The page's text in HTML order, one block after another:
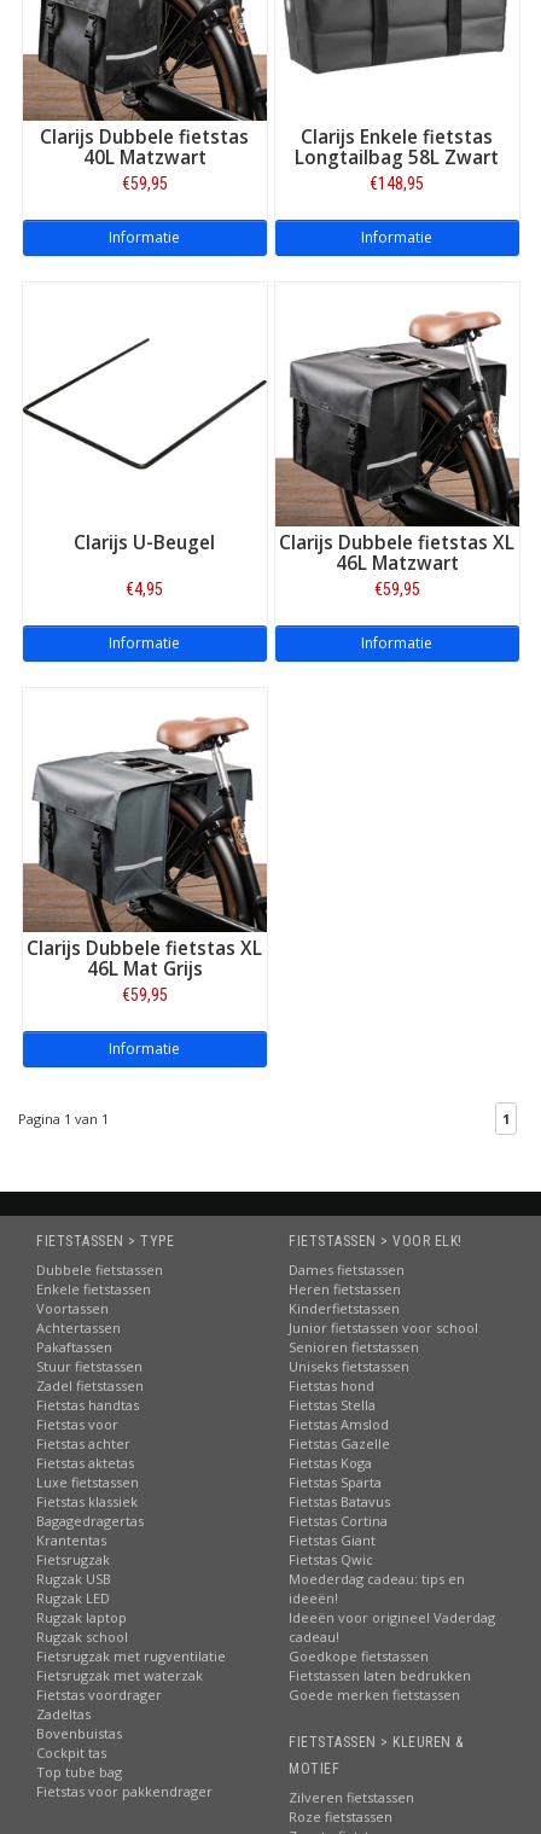
Clarijs Dubbele fietstas
40L Matzwart
€59,95
Informatie
Clarijs Enkele fietstas
Longtailbag 58L Zwart
€148,95
Informatie
Clarijs U-Beugel
€4,95
Informatie
Clarijs Dubbele fietstas XL
46L Matzwart
€59,95
Informatie
Clarijs Dubbele fietstas XL
46L Mat Grijs
€59,95
Informatie
Pagina 1 van 1 1
FIETSTASSEN > TYPE
Dubbele fietstassen
Enkele fietstassen
Voortassen
Achtertassen
Pakaftassen
Stuur fietstassen
Zadel fietstassen
Fietstas handtas
Fietstas voor
Fietstas achter
Fietstas aktetas
Luxe fietstassen
Fietstas klassiek
Bagagedragertas
Krantentas
Fietsrugzak
Rugzak USB
Rugzak LED
Rugzak laptop
Rugzak school
Fietsrugzak met rugventilatie
Fietsrugzak met waterzak
Fietstas voordrager
Zadeltas
Bovenbuistas
Cockpit tas
Top tube bag
Fietstas voor pakkendrager
FIETSTASSEN > VOOR ELK!
Dames fietstassen
Heren fietstassen
Kinderfietstassen
Junior fietstassen voor school
Senioren fietstassen
Uniseks fietstassen
Fietstas hond
Fietstas Stella
Fietstas Amslod
Fietstas Gazelle
Fietstas Koga
Fietstas Sparta
Fietstas Batavus
Fietstas Cortina
Fietstas Giant
Fietstas Qwic
Moederdag cadeau: tips en
ideeën!
Ideeën voor origineel Vaderdag
cadeau!
Goedkope fietstassen
Fietstassen laten bedrukken
Goede merken fietstassen
FIETSTASSEN > KLEUREN &
MOTIEF
Zilveren fietstassen
Roze fietstassen